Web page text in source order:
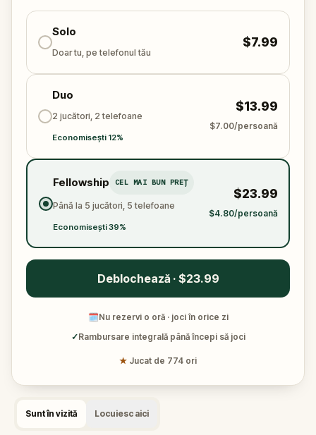
Solo
Doar tu, pe telefonul tău
$7.99
Duo
2 jucători, 2 telefoane
Economisești 12%
$13.99
$7.00/persoană
Fellowship CEL MAI BUN PREȚ
Până la 5 jucători, 5 telefoane
Economisești 39%
$23.99
$4.80/persoană
Deblochează · $23.99
🗓Nu rezervi o oră · joci în orice zi
✓Rambursare integrală până începi să joci
★ Jucat de 774 ori
Sunt în vizită Locuiesc aici